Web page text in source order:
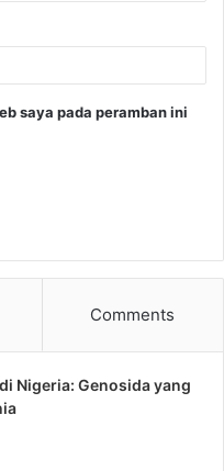
saya pada peramban ini
Comments
Nigeria: Genosida yang